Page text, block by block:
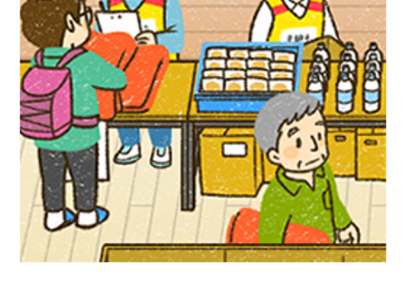
児童書イラスト『アクティブ！家庭科』偕
成社